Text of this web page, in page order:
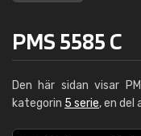
PMS 5585 C
Den här sidan visar
kategorin 5 serie, en del